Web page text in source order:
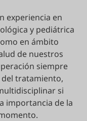
experiencia en
y pediátrica
en ámbito
de nuestros
siempre
tratamiento,
si
importancia de la